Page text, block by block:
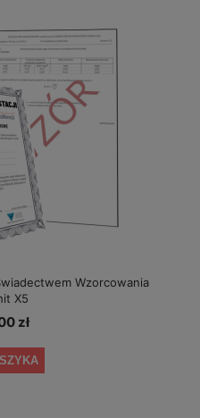
Wzorcowania
X5
zł